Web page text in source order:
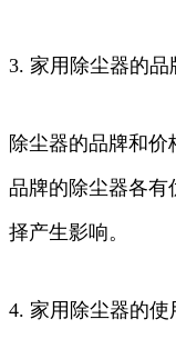
3. 家用除尘器的品
除尘器的品牌和价
品牌的除尘器各
择产生影响。
4. 家用除尘器的使